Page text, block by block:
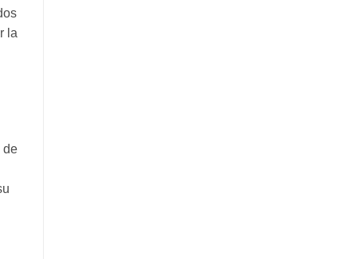
la
de